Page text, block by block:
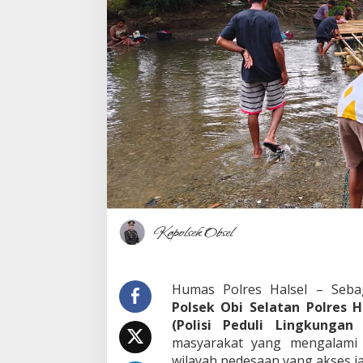
n
t
u
W
a
r
g
a
B
a
n
g
u
n
J
e
m
a
n
D
a
r
Humas Polres Halsel –
Polsek Obi Selatan Polres
(Polisi Peduli Lingkungan
masyarakat yang